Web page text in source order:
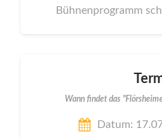
Bühnenprogramm
Wann findet das
Datum: